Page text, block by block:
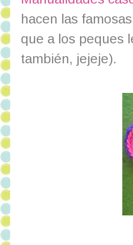
hacen las
que a los peques
también, jejeje).